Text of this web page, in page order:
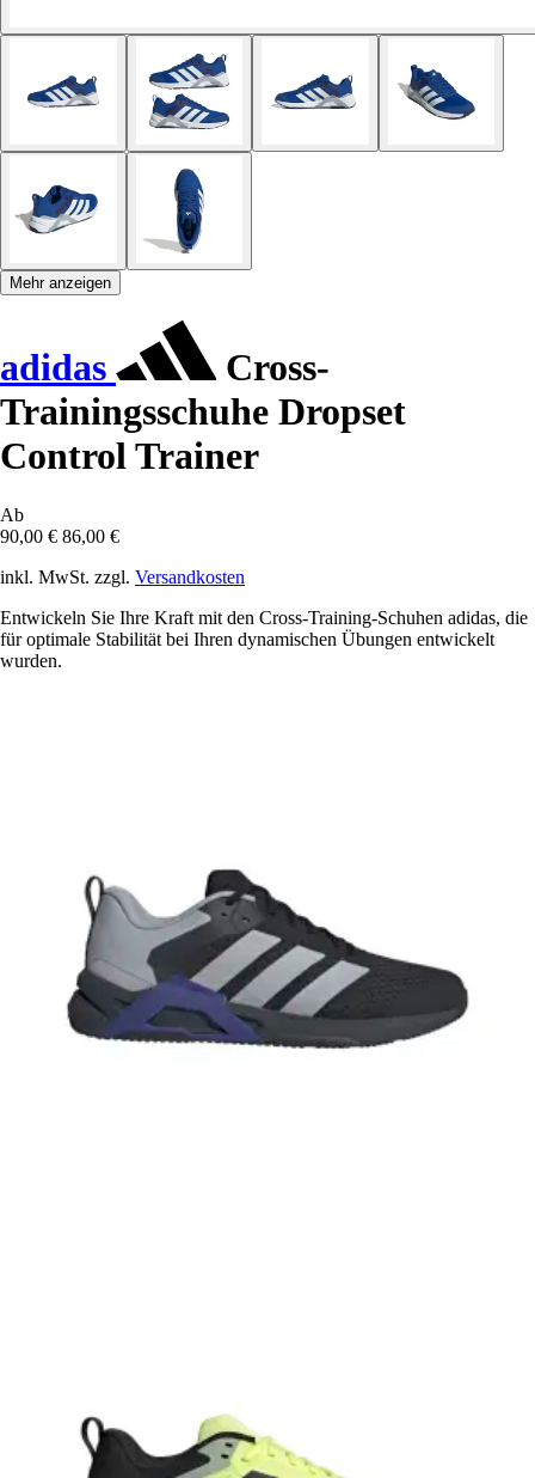
Mehr anzeigen
adidas
Cross-
Trainingsschuhe Dropset
Control Trainer
Ab
90,00 € 86,00 €
inkl. MwSt. zzgl. Versandkosten
Entwickeln Sie Ihre Kraft mit den Cross-Training-Schuhen adidas, die
für optimale Stabilität bei Ihren dynamischen Übungen entwickelt
wurden.